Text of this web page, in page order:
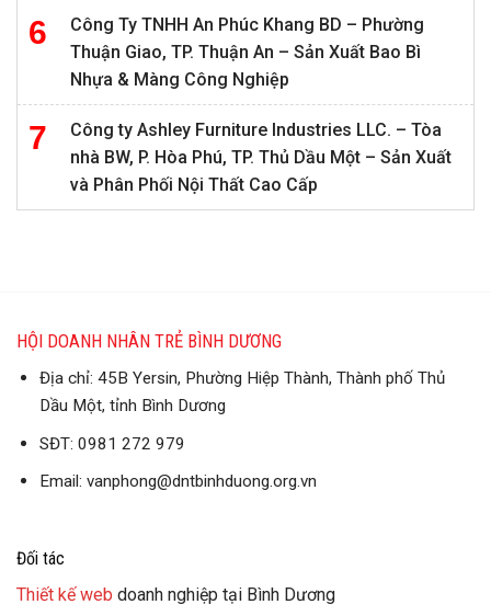
Công Ty TNHH An Phúc Khang BD – Phường
Thuận Giao, TP. Thuận An – Sản Xuất Bao Bì
Nhựa & Màng Công Nghiệp
Công ty Ashley Furniture Industries LLC. – Tòa
nhà BW, P. Hòa Phú, TP. Thủ Dầu Một – Sản Xuất
và Phân Phối Nội Thất Cao Cấp
HỘI DOANH NHÂN TRẺ BÌNH DƯƠNG
Địa chỉ: 45B Yersin, Phường Hiệp Thành, Thành phố Thủ
Dầu Một, tỉnh Bình Dương
SĐT: 0981 272 979
Email: vanphong@dntbinhduong.org.vn
Đối tác
Thiết kế web doanh nghiệp tại Bình Dương